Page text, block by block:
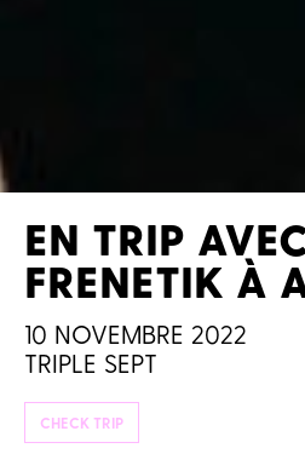
EN TRIP
FRENETIK À
10 NOVEMBRE 2022
TRIPLE SEPT
CHECK TRIP